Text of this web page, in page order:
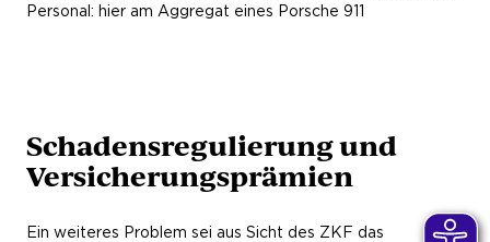
Personal: hier am Aggregat eines Porsche 911
Schadensregulierung und
Versicherungsprämien
Ein weiteres Problem sei aus Sicht des ZKF das